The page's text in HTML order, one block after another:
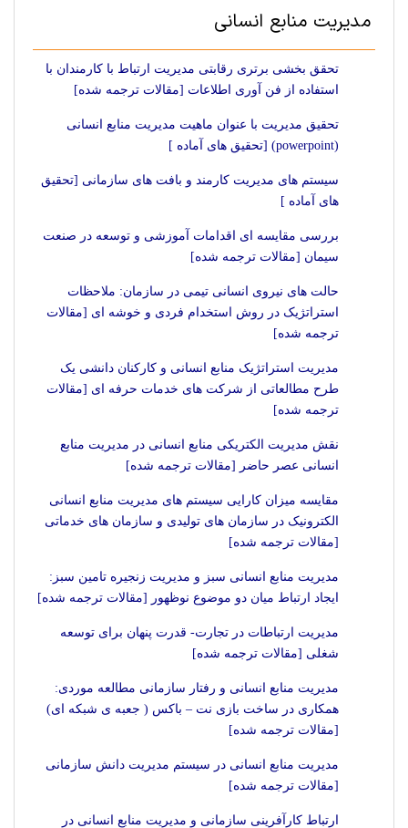
مدیریت منابع انسانی
تحقق بخشی برتری رقابتی مدیریت ارتباط با کارمندان با
استفاده از فن آوری اطلاعات [مقالات ترجمه شده]
تحقیق مدیریت با عنوان ماهیت مدیریت منابع انسانی
(powerpoint) [تحقیق های آماده ]
سیستم های مدیریت کارمند و بافت های سازمانی [تحقیق
های آماده ]
بررسی مقایسه ای اقدامات آموزشی و توسعه در صنعت
سیمان [مقالات ترجمه شده]
حالت های نیروی انسانی تیمی در سازمان: ملاحظات
استراتژیک در روش استخدام فردی و خوشه ای [مقالات
ترجمه شده]
مدیریت استراتژیک منابع انسانی و کارکنان دانشی یک
طرح مطالعاتی از شرکت های خدمات حرفه ای [مقالات
ترجمه شده]
نقش مدیریت الکتریکی منابع انسانی در مدیریت منابع
انسانی عصر حاضر [مقالات ترجمه شده]
مقایسه میزان کارایی سیستم های مدیریت منابع انسانی
الکترونیک در سازمان های تولیدی و سازمان های خدماتی
[مقالات ترجمه شده]
مدیریت منابع انسانی سبز و مدیریت زنجیره تامین سبز:
ایجاد ارتباط میان دو موضوع نوظهور [مقالات ترجمه شده]
مدیریت ارتباطات در تجارت- قدرت پنهان برای توسعه
شغلی [مقالات ترجمه شده]
مدیریت منابع انسانی و رفتار سازمانی مطالعه موردی:
همکاری در ساخت بازی نت – باکس ( جعبه ی شبکه ای)
[مقالات ترجمه شده]
مدیریت منابع انسانی در سیستم مدیریت دانش سازمانی
[مقالات ترجمه شده]
ارتباط کارآفرینی سازمانی و مدیریت منابع انسانی در